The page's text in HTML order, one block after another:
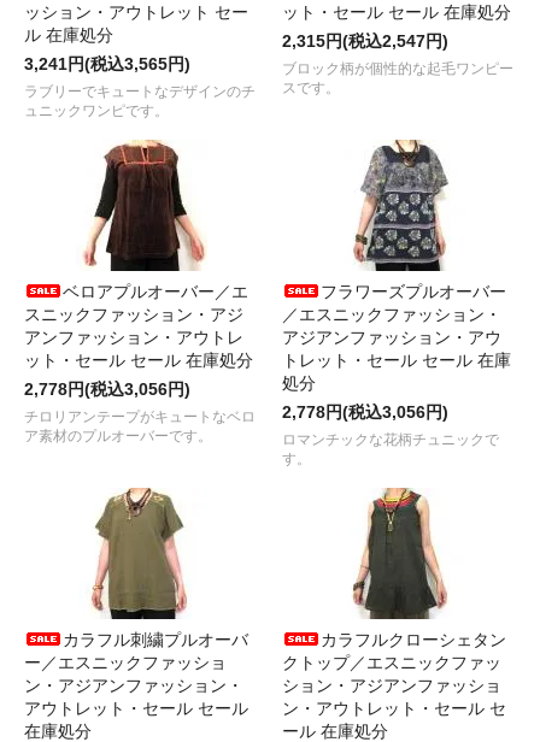
ッション・アウトレット セー
ル 在庫処分
3,241円(税込3,565円)
ラブリーでキュートなデザインのチ
ュニックワンピです。
ット・セール セール 在庫処分
2,315円(税込2,547円)
ブロック柄が個性的な起毛ワンピー
スです。
ベロアプルオーバー／エ
スニックファッション・アジ
アンファッション・アウトレ
ット・セール セール 在庫処分
2,778円(税込3,056円)
チロリアンテープがキュートなベロ
ア素材のプルオーバーです。
フラワーズプルオーバー
／エスニックファッション・
アジアンファッション・アウ
トレット・セール セール 在庫
処分
2,778円(税込3,056円)
ロマンチックな花柄チュニックで
す。
カラフル刺繍プルオーバ
ー／エスニックファッショ
ン・アジアンファッション・
アウトレット・セール セール
在庫処分
カラフルクローシェタン
クトップ／エスニックファッ
ション・アジアンファッショ
ン・アウトレット・セール セ
ール 在庫処分